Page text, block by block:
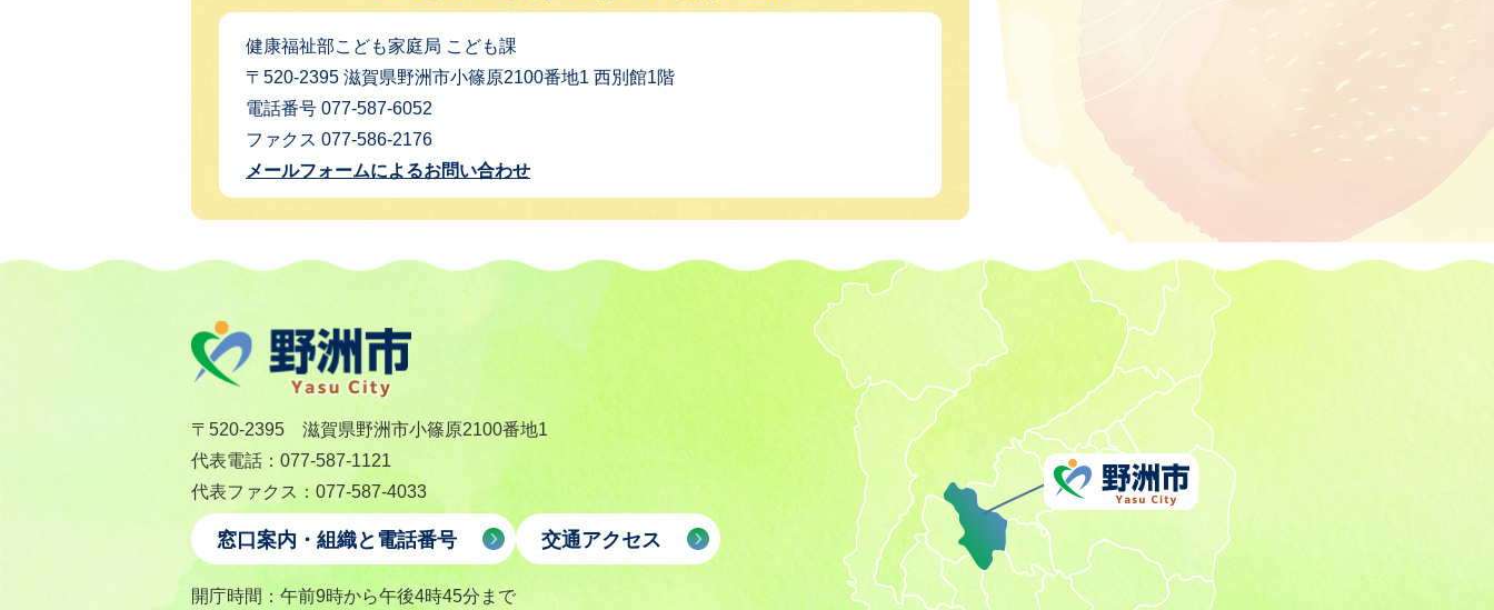
健康福祉部こども家庭局 こども課
〒520-2395 滋賀県野洲市小篠原2100番地1 西別館1階
電話番号 077-587-6052
ファクス 077-586-2176
メールフォームによるお問い合わせ
〒520-2395 滋賀県野洲市小篠原2100番地1
代表電話：077-587-1121
代表ファクス：077-587-4033
窓口案内・組織と電話番号 交通アクセス
開庁時間：午前9時から午後4時45分まで